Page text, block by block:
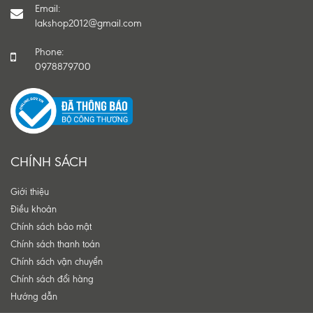
Email:
lakshop2012@gmail.com
Phone:
0978879700
CHÍNH SÁCH
Giới thiệu
Điều khoản
Chính sách bảo mật
Chính sách thanh toán
Chính sách vận chuyển
Chính sách đổi hàng
Hướng dẫn